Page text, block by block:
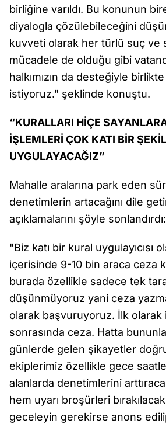
birliğine varıldı. Bu konunun
diyalogla çözülebileceğini
kuvveti olarak her türlü suç ve
mücadele de olduğu gibi
halkımızın da desteğiyle
istiyoruz." şeklinde konuştu.
“KURALLARI HİÇE
İŞLEMLERİ ÇOK KATI BİR
UYGULAYACAĞIZ”
Mahalle aralarına park eden
denetimlerin artacağını dile
açıklamalarını şöyle sonlandırdı:
"Biz katı bir kural uygulayıcısı
içerisinde 9-10 bin araca ceza
burada özellikle sadece tek
düşünmüyoruz yani ceza
olarak başvuruyoruz. İlk olarak
sonrasında ceza. Hatta
günlerde gelen şikayetler
ekiplerimiz özellikle gece
alanlarda denetimlerini
hem uyarı broşürleri
geceleyin gerekirse anons